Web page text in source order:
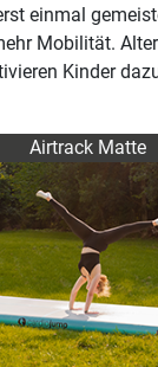
einmal
Mobilität.
Kinder
Airtrack Matte